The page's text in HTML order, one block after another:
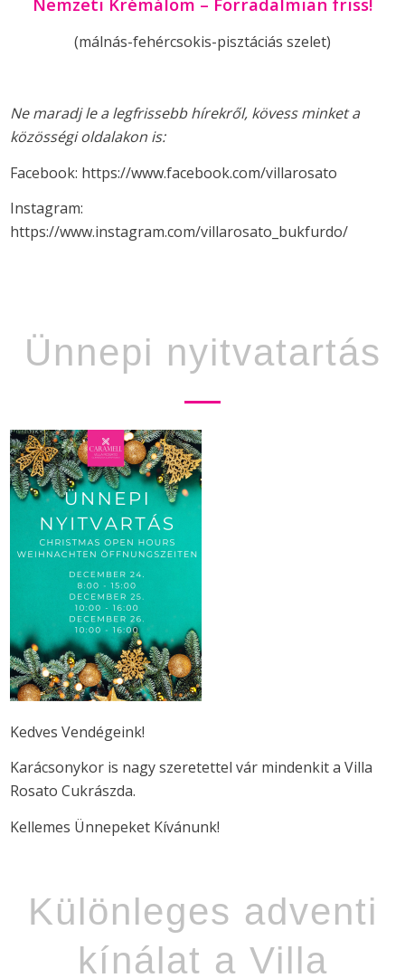
(málnás-fehércsokis-pisztáciás szelet)
Ne maradj le a legfrissebb hírekről, kövess minket a
közösségi oldalakon is:
Facebook: https://www.facebook.com/villarosato
Instagram:
https://www.instagram.com/villarosato_bukfurdo/
Ünnepi nyitvatartás
Kedves Vendégeink!
Karácsonykor is nagy szeretettel vár mindenkit a Villa
Rosato Cukrászda.
Kellemes Ünnepeket Kívánunk!
Különleges adventi
kínálat a Villa